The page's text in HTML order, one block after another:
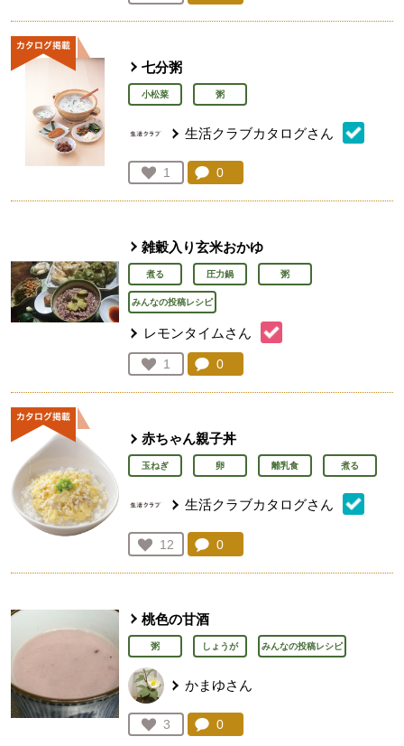
人が登録
七分粥
小松菜 粥
生活クラブカタログさん
お気に入り登録：
1
人が登録
コメント：
0
雑穀入り玄米おかゆ
煮る 圧力鍋 粥
みんなの投稿レシピ
レモンタイムさん
お気に入り登録：
1
人が登録
コメント：
0
赤ちゃん親子丼
玉ねぎ 卵 離乳食 煮る
生活クラブカタログさん
お気に入り登録：
12
人が登録
コメント：
0
桃色の甘酒
粥 しょうが みんなの投稿レシピ
かまゆさん
お気に入り登録：
3
人が登録
コメント：
0